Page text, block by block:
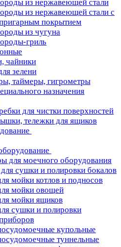
из нержавеющей стали
из нержавеющей стали с
покрытием
из чугуна
гриль
чайники
зелени
таймеры, гигрометры
назначения
для чистки поверхностей
тележки для ящиков
для моечного оборудования
сушки и полировки бокалов
мойки котлов и подносов
мойки овощей
мойки ящиков
сушки и полировки
купольные
туннельные